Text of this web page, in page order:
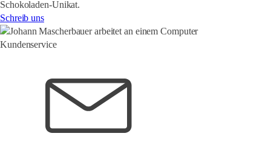
Schokoladen-Unikat.
Schreib uns
Kundenservice